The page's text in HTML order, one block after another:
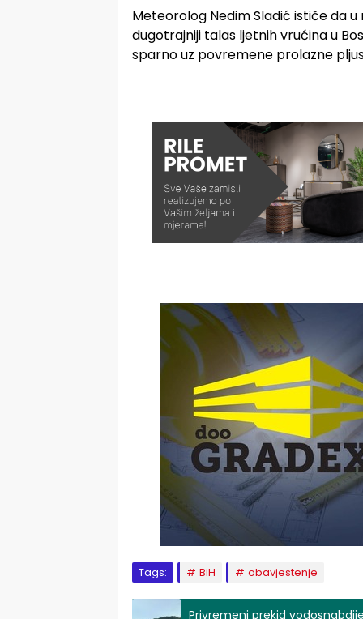
Meteorolog Nedim Sladić ističe da
dugotrajniji talas ljetnih vrućina u
sparno uz povremene prolazne
Tags: BiH obavjestenje
Privremeni prekid